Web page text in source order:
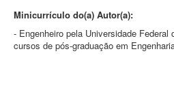
Minicurrículo do(a) Autor(a):
- Engenheiro pela Universidade
cursos de pós-graduação em